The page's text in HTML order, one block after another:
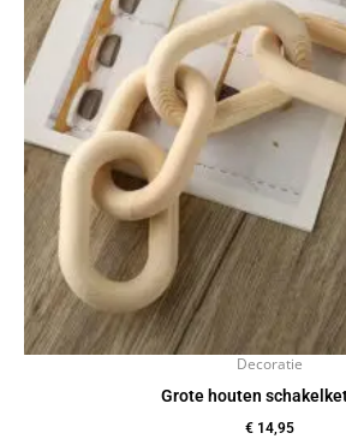
Decoratie
Grote houten
€14,95